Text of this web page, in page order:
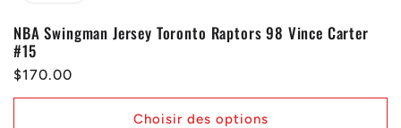
NBA Swingman Jersey Toronto Raptors 98 Vince Carter
#15
Prix
habituel
$170.00
Choisir des options